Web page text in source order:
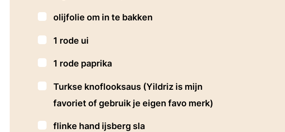
▢
olijfolie om in te bakken
▢
1 rode ui
▢
1 rode paprika
▢
Turkse knoflooksaus (Yildriz is mijn
favoriet of gebruik je eigen favo merk)
▢
flinke hand ijsberg sla